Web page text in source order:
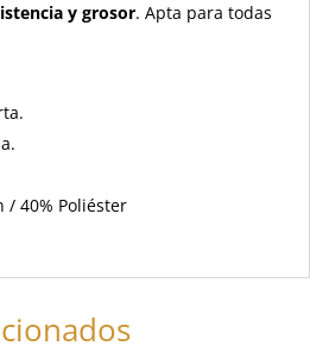
y grosor. Apta para todas
/ 40% Poliéster